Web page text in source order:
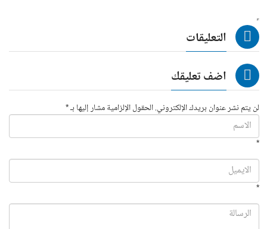
التعليقات
اضف تعليقك
لن يتم نشر عنوان بريدك الإلكتروني. الحقول الإلزامية مشار إليها بـ *
*
*